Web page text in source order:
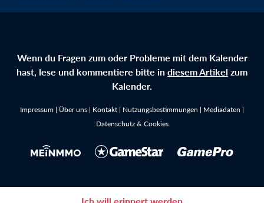
Wenn du Fragen zum oder Probleme mit dem Kalender
hast, lese und kommentiere bitte indiesem Artikel zum
Kalender.
Impressum | Über uns | Kontakt | Nutzungsbestimmungen | Mediadaten |
Datenschutz & Cookies